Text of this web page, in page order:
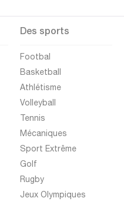
Des sports
Footbal
Basketball
Athlétisme
Volleyball
Tennis
Mécaniques
Sport Extrême
Golf
Rugby
Jeux Olympiques